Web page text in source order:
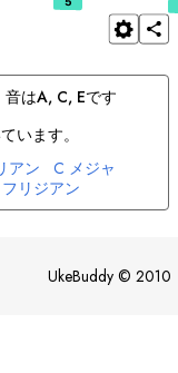
音はA, C, Eです
います。
アン C メジャ
フリジアン
UkeBuddy © 2010